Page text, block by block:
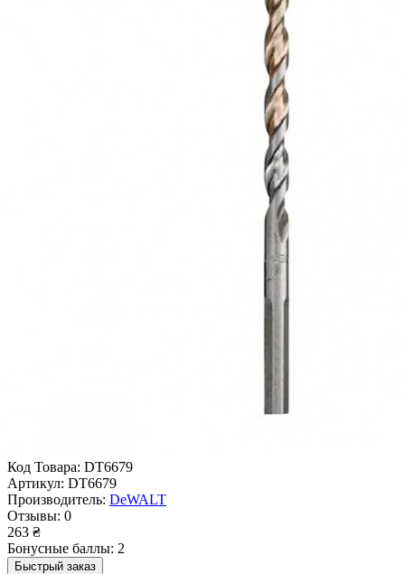
Код Товара: DT6679
Артикул: DT6679
Производитель: DeWALT
Отзывы: 0
263 ₴
Бонусные баллы: 2
Быстрый заказ